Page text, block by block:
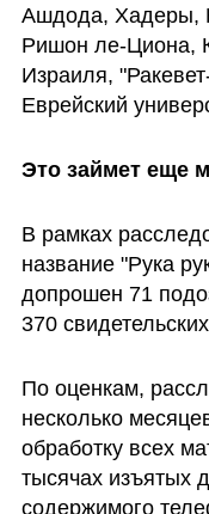
Ашдода, Хадеры,
Ришон ле-Циона,
Израиля,
Еврейский
Это займет еще
В рамках
название "Рука
допрошен 71
370
По оценкам,
несколько
обработку всех
тысячах изъятых
содержимого